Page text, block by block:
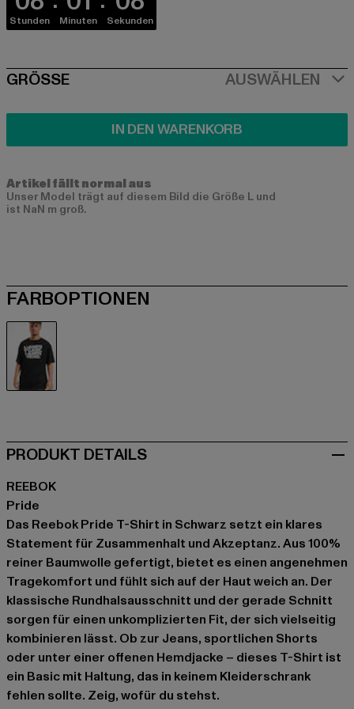
Stunden Minuten Sekunden
SIZE
GRÖSSE AUSWÄHLEN
IN DEN WARENKORB
Artikel fällt normal aus
Unser Model trägt auf diesem Bild die Größe L und
ist NaN m groß.
FARBOPTIONEN
PRODUKT DETAILS
REEBOK
Pride
Das Reebok Pride T-Shirt in Schwarz setzt ein klares
Statement für Zusammenhalt und Akzeptanz. Aus 100%
reiner Baumwolle gefertigt, bietet es einen angenehmen
Tragekomfort und fühlt sich auf der Haut weich an. Der
klassische Rundhalsausschnitt und der gerade Schnitt
sorgen für einen unkomplizierten Fit, der sich vielseitig
kombinieren lässt. Ob zur Jeans, sportlichen Shorts
oder unter einer offenen Hemdjacke – dieses T-Shirt ist
ein Basic mit Haltung, das in keinem Kleiderschrank
fehlen sollte. Zeig, wofür du stehst.